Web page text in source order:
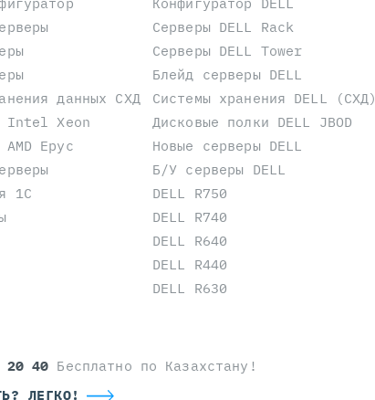
данных СХД
Intel Xeon
Epyc
1С
Серверы DELL Rack
Серверы DELL Tower
Блейд серверы DELL
Системы хранения DELL (СХД)
Дисковые полки DELL JBOD
Новые серверы DELL
Б/У серверы DELL
DELL R750
DELL R740
DELL R640
DELL R440
DELL R630
20 40 Бесплатно по Казахстану!
ЛЕГКО!